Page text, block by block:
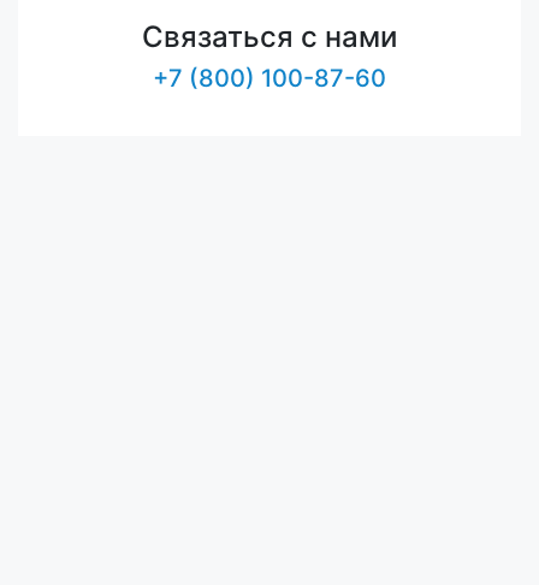
Связаться с нами
+7 (800) 100-87-60